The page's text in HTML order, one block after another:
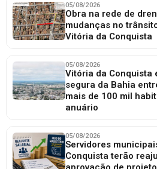
05/08/2026
Obra na rede de
mudanças no
Vitória da Conquista
05/08/2026
Vitória da Conquista
segura da Bahia
mais de 100 mil
anuário
05/08/2026
Servidores
Conquista terão